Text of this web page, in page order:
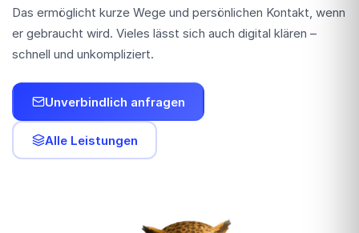
Das ermöglicht kurze Wege und persönlichen Kontakt, wenn
er gebraucht wird. Vieles lässt sich auch digital klären –
schnell und unkompliziert.
Unverbindlich anfragen
Alle Leistungen